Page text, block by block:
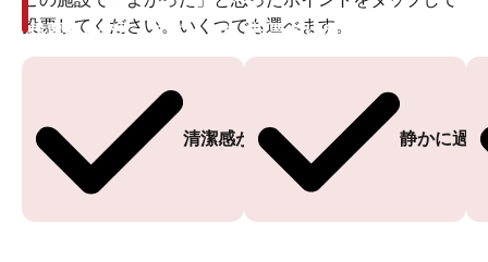
投票してください。いくつでも選べます。
清潔感がある
投票ありがとうございます
静かに過
投票ありがとうございます